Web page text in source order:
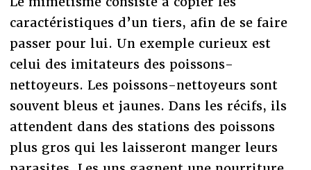
caractéristiques d’un tiers, afin de se faire
passer pour lui. Un exemple curieux est
celui des imitateurs des poissons-
nettoyeurs. Les poissons-nettoyeurs sont
souvent bleus et jaunes. Dans les récifs, ils
attendent dans des stations des poissons
plus gros qui les laisseront manger leurs